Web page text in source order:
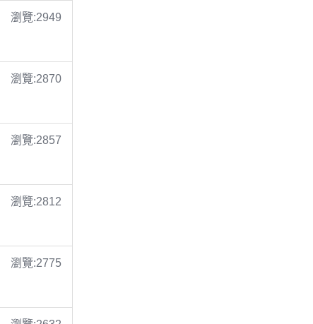
瀏覽:2949
瀏覽:2870
瀏覽:2857
瀏覽:2812
瀏覽:2775